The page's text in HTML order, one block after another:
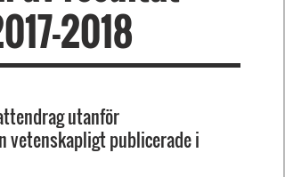
2018
utanför
vetenskapligt publicerade i